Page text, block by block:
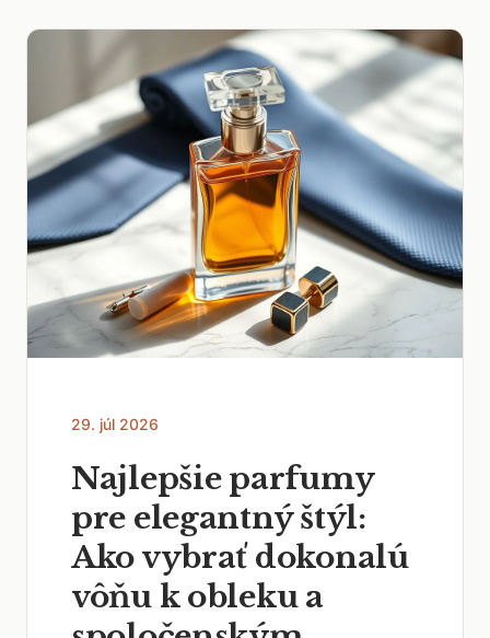
29. júl 2026
Najlepšie parfumy
pre elegantný štýl:
Ako vybrať dokonalú
vôňu k obleku a